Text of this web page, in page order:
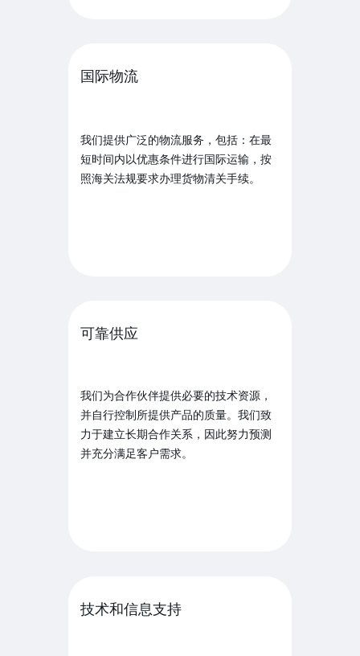
可靠供应
我们为合作伙伴提供必要的技术资源，
并自行控制所提供产品的质量。我们致
力于建立长期合作关系，因此努力预测
并充分满足客户需求。
技术和信息支持
我们提供广泛的物流服务，包括：在最
短时间内以优惠条件进行国际运输，按
照海关法规要求办理货物清关手续。
国际物流